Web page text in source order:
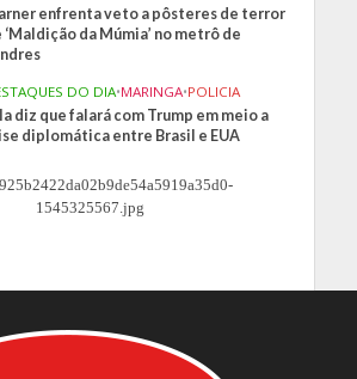
enfrenta veto a pôsteres de terror
‘Maldição da Múmia’ no metrô de
DO DIA•MARINGA•POLICIA
diz que falará com Trump em meio a
diplomática entre Brasil e EUA